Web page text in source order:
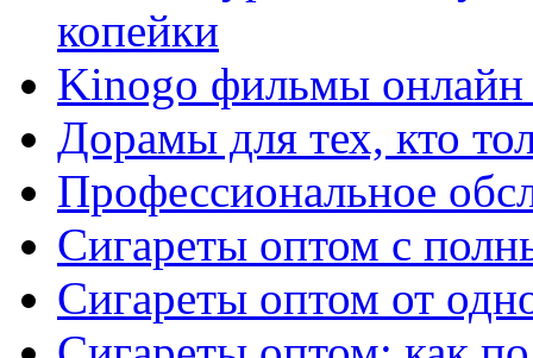
копейки
Kinogo фильмы онлайн
Дорамы для тех, кто
Профессиональное
Сигареты оптом с
Сигареты оптом от